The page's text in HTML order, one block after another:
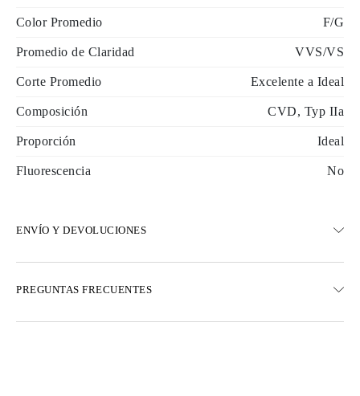
Color Promedio F/G
Promedio de Claridad VVS/VS
Corte Promedio Excelente a Ideal
Composición CVD, Typ IIa
Proporción Ideal
Fluorescencia No
ENVÍO Y DEVOLUCIONES
Opciones de entrega exprés también están disponibles
PREGUNTAS FRECUENTES